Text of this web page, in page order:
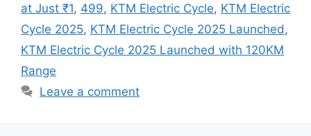
at Just ₹1, 499, KTM Electric Cycle, KTM Electric
Cycle 2025, KTM Electric Cycle 2025 Launched ,
KTM Electric Cycle 2025 Launched with 120KM
Range
Leave a comment